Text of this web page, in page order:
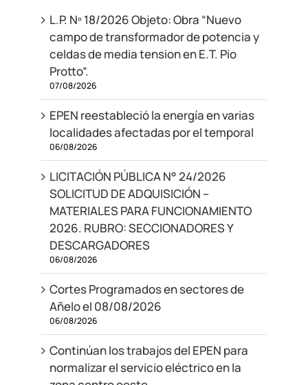
L.P. Nº 18/2026 Objeto: Obra “Nuevo
campo de transformador de potencia y
celdas de media tension en E.T. Pio
Protto”.
07/08/2026
EPEN reestableció la energía en varias
localidades afectadas por el temporal
06/08/2026
LICITACIÓN PÚBLICA N° 24/2026
SOLICITUD DE ADQUISICIÓN –
MATERIALES PARA FUNCIONAMIENTO
2026. RUBRO: SECCIONADORES Y
DESCARGADORES
06/08/2026
Cortes Programados en sectores de
Añelo el 08/08/2026
06/08/2026
Continúan los trabajos del EPEN para
normalizar el servicio eléctrico en la